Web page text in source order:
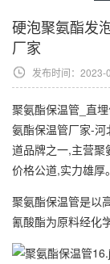
硬泡聚氨酯发
厂家
发布时间：
聚氨酯保温管_直
氨酯保温管厂家-
道品牌之一,主营聚
价格公道,实力雄厚
聚氨酯保温管是以
氰酸酯为原料经化